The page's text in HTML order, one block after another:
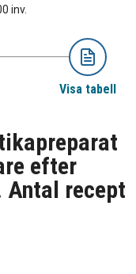
inv.
Visa tabell
efter
Antal recept